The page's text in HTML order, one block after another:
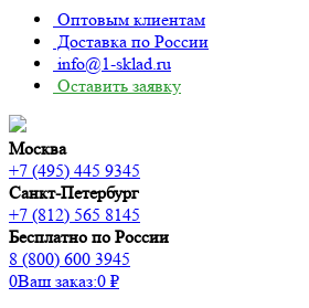
Оптовым клиентам
Доставка по России
info@1-sklad.ru
Оставить заявку
Москва
+7 (495) 445 9345
Санкт-Петербург
+7 (812) 565 8145
Бесплатно по России
8 (800) 600 3945
0Ваш заказ:0 ₽